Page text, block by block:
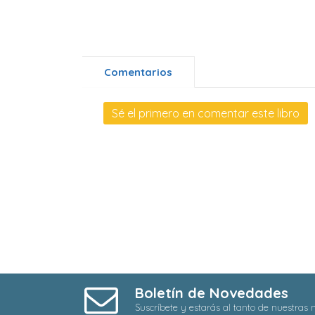
Comentarios
Sé el primero en comentar este libro
Boletín de Novedades
Suscríbete y estarás al tanto de nuestras